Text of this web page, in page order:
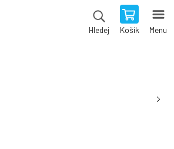
Hledej Košík Menu